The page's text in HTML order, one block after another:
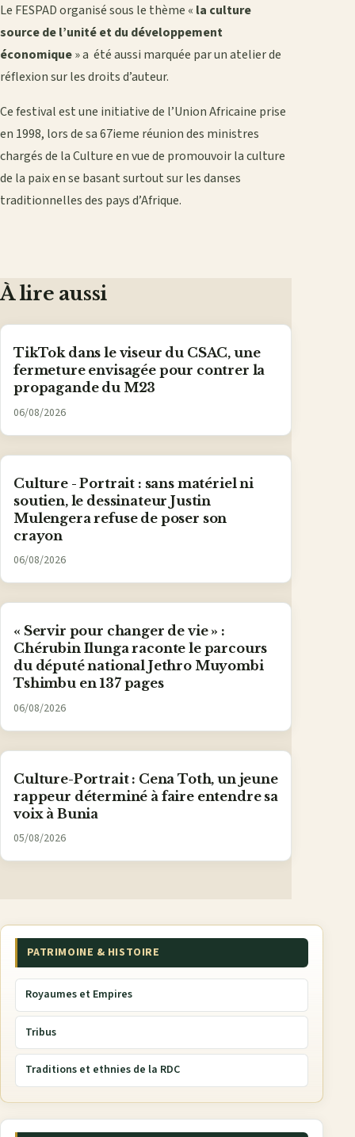
Le FESPAD organisé sous le thème « la culture
source de l’unité et du développement
économique» a été aussi marquée par un atelier de
réflexion sur les droits d’auteur.
Ce festival est une initiative de l’Union Africaine prise
en 1998, lors de sa 67ieme réunion des ministres
chargés de la Culture en vue de promouvoir la culture
de la paix en se basant surtout sur les danses
traditionnelles des pays d’Afrique.
À lire aussi
TikTok dans le viseur du CSAC, une
fermeture envisagée pour contrer la
propagande du M23
06/08/2026
Culture - Portrait : sans matériel ni
soutien, le dessinateur Justin
Mulengera refuse de poser son
crayon
06/08/2026
« Servir pour changer de vie » :
Chérubin Ilunga raconte le parcours
du député national Jethro Muyombi
Tshimbu en 137 pages
06/08/2026
Culture-Portrait : Cena Toth, un jeune
rappeur déterminé à faire entendre sa
voix à Bunia
05/08/2026
PATRIMOINE & HISTOIRE
Royaumes et Empires
Tribus
Traditions et ethnies de la RDC